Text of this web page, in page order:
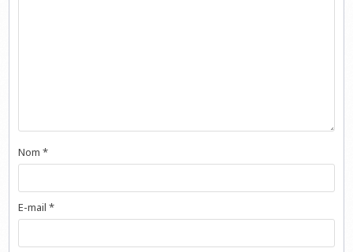
Nom*
E-mail*